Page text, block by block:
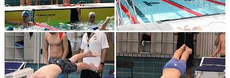
VÅRA GRUPPER/TRÄNARE
TÄVLINGAR